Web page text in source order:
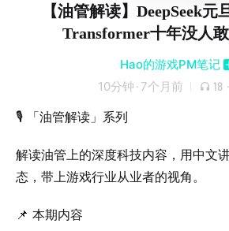
【油管解读】DeepSeek元
Transformer十年没人
Hao的游戏PM笔记
10分钟 · 7个月前 18 ·
🎙️ 「油管解读」系列
解读油管上的深度科技内容，用中文
态，带上游戏行业从业者的视角。
📌 本期内容